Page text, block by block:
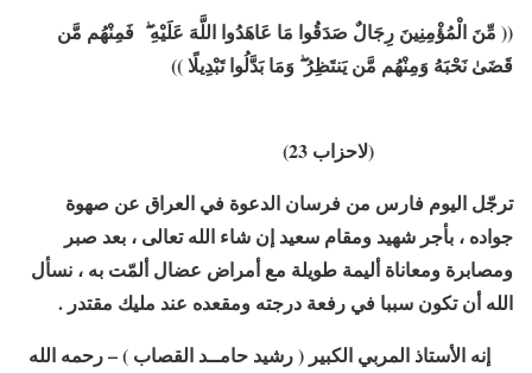
(( مِّنَ الْمُؤْمِنِينَ رِجَالٌ صَدَقُوا مَا عَاهَدُوا اللَّهَ عَلَيْهِ ۖ فَمِنْهُم مَّن
قَضَىٰ نَحْبَهُ وَمِنْهُم مَّن يَنتَظِرُ ۖ وَمَا بَدَّلُوا تَبْدِيلًا ))
(لاحزاب 23)
ترجّل اليوم فارس من فرسان الدعوة في العراق عن صهوة
جواده ، بأجر شهيد ومقام سعيد إن شاء الله تعالى ، بعد صبر
ومصابرة ومعاناة أليمة طويلة مع أمراض عضال ألمّت به ، نسأل
الله أن تكون سببا في رفعة درجته ومقعده عند مليك مقتدر .
إنه الأستاذ المربي الكبير ( رشيد حامــد القصاب ) – رحمه الله